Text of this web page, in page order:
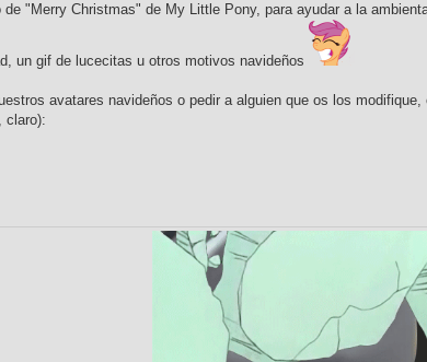
"Merry Christmas" de My Little Pony, para ayudar a la
un gif de lucecitas u otros motivos navideños
avatares navideños o pedir a alguien que os los
claro):